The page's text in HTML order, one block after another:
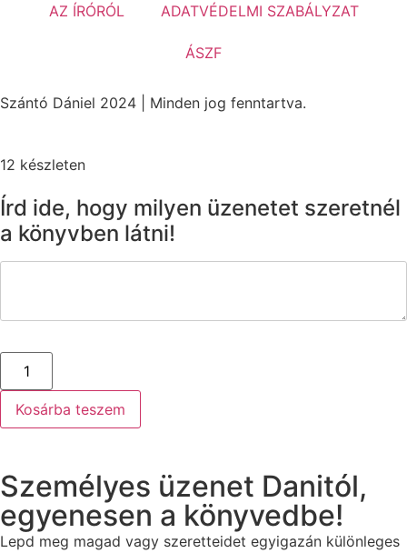
AZ ÍRÓRÓL ADATVÉDELMI SZABÁLYZAT
ÁSZF
Szántó Dániel 2024 | Minden jog fenntartva.
12 készleten
Írd ide, hogy milyen üzenetet szeretnél
a könyvben látni!
Kosárba teszem
Személyes üzenet Danitól,
egyenesen a könyvedbe!
Lepd meg magad vagy szeretteidet egyigazán különleges